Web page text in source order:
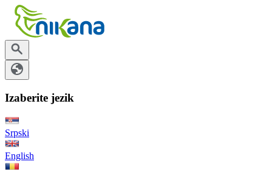
Izaberite jezik
Srpski
English